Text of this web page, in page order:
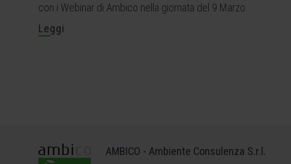
con i Webinar di Ambico nella giornata del 9 Marzo.
Leggi
AMBICO - Ambiente Consulenza S.r.l.